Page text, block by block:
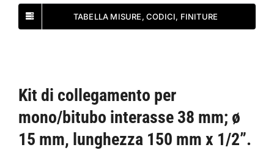
TABELLA MISURE, CODICI, FINITURE
Kit di collegamento per
mono/bitubo interasse 38 mm; ø
15 mm, lunghezza 150 mm x 1/2”.